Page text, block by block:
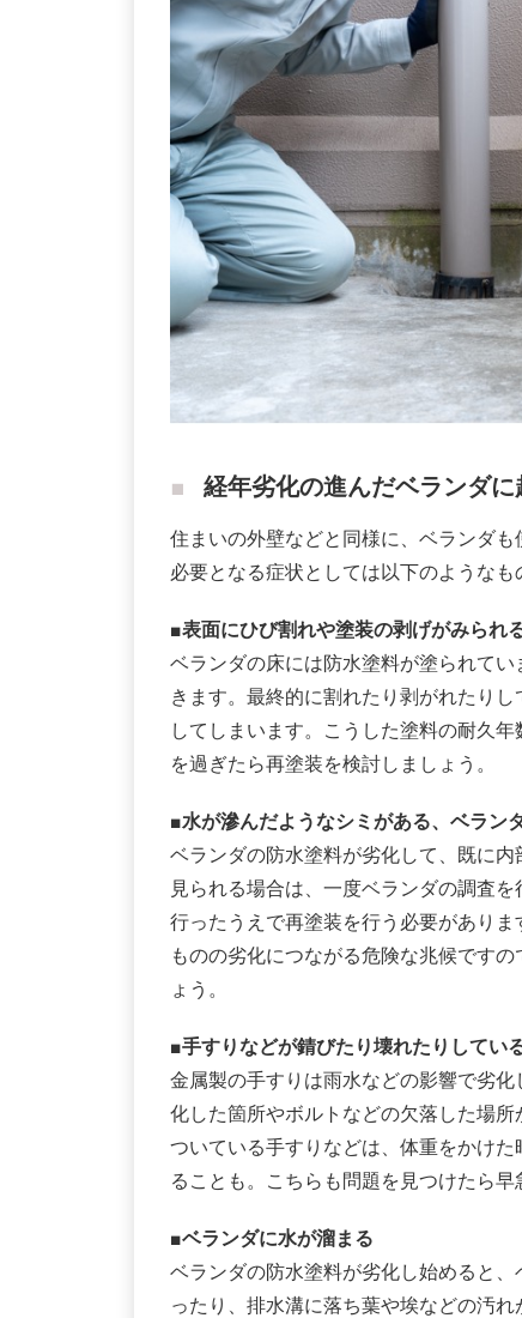
経年劣化の進んだベランダに
住まいの外壁などと同様に、ベランダ
必要となる症状としては以下のようなも
■表面にひび割れや塗装の剥げがみられ
ベランダの床には防水塗料が塗られて
きます。最終的に割れたり剥がれたり
してしまいます。こうした塗料の耐久
を過ぎたら再塗装を検討しましょう。
■水が滲んだようなシミがある、ベラン
ベランダの防水塗料が劣化して、既に
見られる場合は、一度ベランダの調査
行ったうえで再塗装を行う必要があり
ものの劣化につながる危険な兆候です
ょう。
■手すりなどが錆びたり壊れたりしてい
金属製の手すりは雨水などの影響で劣
化した箇所やボルトなどの欠落した場
ついている手すりなどは、体重をかけ
ることも。こちらも問題を見つけたら早
■ベランダに水が溜まる
ベランダの防水塗料が劣化し始めると
ったり、排水溝に落ち葉や埃などの汚